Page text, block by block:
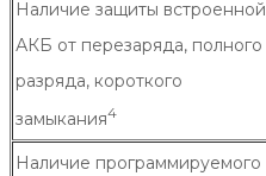
Наличие защиты встроенной
АКБ от перезаряда, полного
разряда, короткого
замыкания4
Наличие программируемого